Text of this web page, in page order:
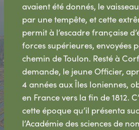
avaient été donnés, le
par une tempête, et cette
permit à l’escadre française
forces supérieures, envoyées
chemin de Toulon. Resté à
demande, le jeune Officier,
4 années aux Îles Ioniennes,
en France vers la fin de 1812.
cette époque qu’il présenta
l’Académie des sciences de